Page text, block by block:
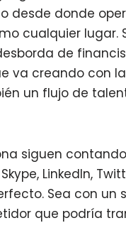
desde donde
cualquier lugar.
de
va creando con
un flujo de
siguen
LinkedIn,
Sea con
que podría